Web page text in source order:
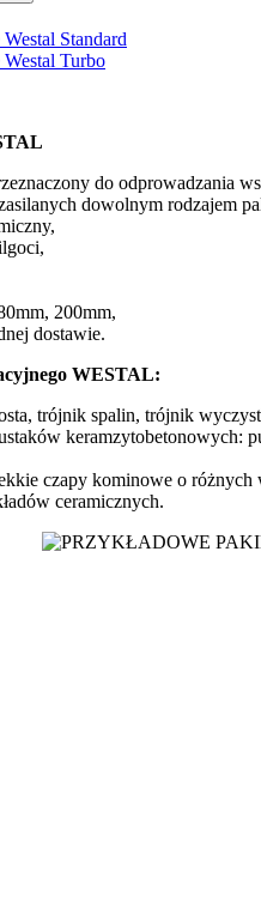
Standard
Turbo
do odprowadzania
dowolnym rodzajem
200mm,
dostawie.
WESTAL:
trójnik spalin, trójnik
keramzytobetonowych:
czapy kominowe o
ceramicznych.